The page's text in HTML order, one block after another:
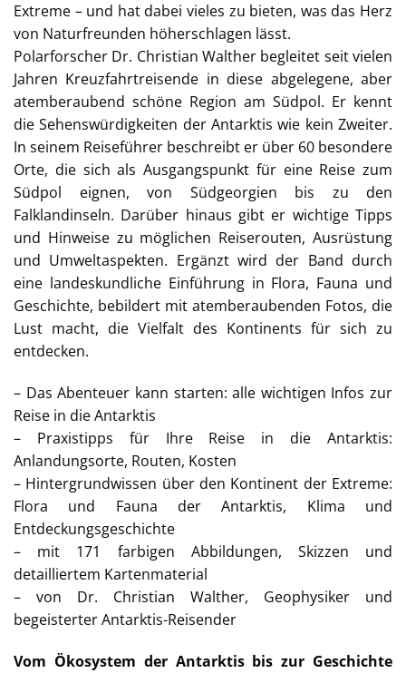
Extreme – und hat dabei vieles zu bieten, was das Herz
von Naturfreunden höherschlagen lässt.
Polarforscher Dr. Christian Walther begleitet seit vielen
Jahren Kreuzfahrtreisende in diese abgelegene, aber
atemberaubend schöne Region am Südpol. Er kennt
die Sehenswürdigkeiten der Antarktis wie kein Zweiter.
In seinem Reiseführer beschreibt er über 60 besondere
Orte, die sich als Ausgangspunkt für eine Reise zum
Südpol eignen, von Südgeorgien bis zu den
Falklandinseln. Darüber hinaus gibt er wichtige Tipps
und Hinweise zu möglichen Reiserouten, Ausrüstung
und Umweltaspekten. Ergänzt wird der Band durch
eine landeskundliche Einführung in Flora, Fauna und
Geschichte, bebildert mit atemberaubenden Fotos, die
Lust macht, die Vielfalt des Kontinents für sich zu
entdecken.
– Das Abenteuer kann starten: alle wichtigen Infos zur
Reise in die Antarktis
– Praxistipps für Ihre Reise in die Antarktis:
Anlandungsorte, Routen, Kosten
– Hintergrundwissen über den Kontinent der Extreme:
Flora und Fauna der Antarktis, Klima und
Entdeckungsgeschichte
– mit 171 farbigen Abbildungen, Skizzen und
detailliertem Kartenmaterial
– von Dr. Christian Walther, Geophysiker und
begeisterter Antarktis-Reisender
Vom Ökosystem der Antarktis bis zur Geschichte